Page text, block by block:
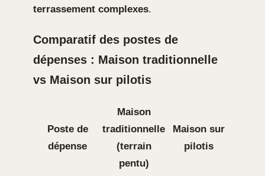
terrassement complexes.
Comparatif des postes de
dépenses : Maison traditionnelle
vs Maison sur pilotis
Poste de
dépense
Maison
traditionnelle
(terrain
pentu)
Maison sur
pilotis